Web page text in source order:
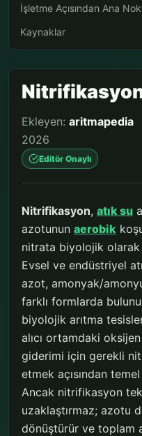
İşletme Açısından Ana
Kaynaklar
Ekleyen: aritmapedia
2026
Editör Onaylı
Nitrifikasyon, atık su
azotunun aerobik
nitrata biyolojik
Evsel ve endüstriyel
azot, amonyak/
farklı formlarda
biyolojik arıtma
alıcı ortamdaki
giderimi için gerekli
etmek açısından
Ancak nitrifikasyon
uzaklaştırmaz; azotu
dönüştürür ve toplam